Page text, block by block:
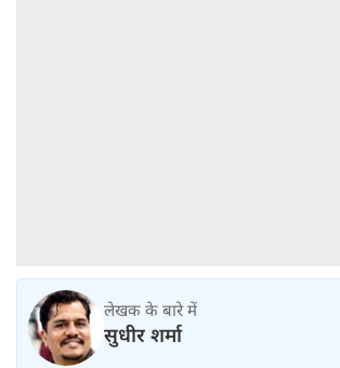
लेखक के बारे में
सुधीर शर्मा